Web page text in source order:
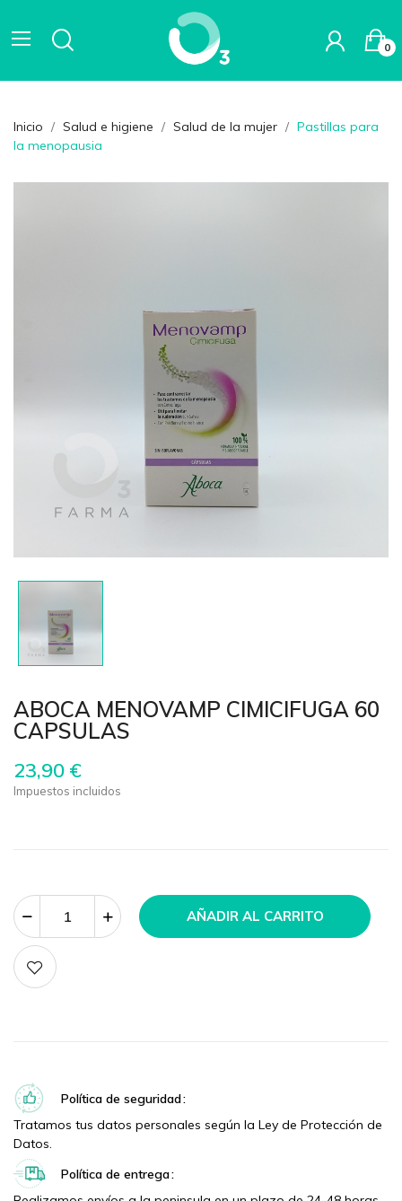
0
Inicio Salud e higiene Salud de la mujer
Pastillas para
la menopausia
ABOCA MENOVAMP CIMICIFUGA 60
CAPSULAS
23,90 €
Impuestos incluidos
AÑADIR AL CARRITO
Política de seguridad
Tratamos tus datos personales según la Ley de Protección de
Datos.
Política de entrega